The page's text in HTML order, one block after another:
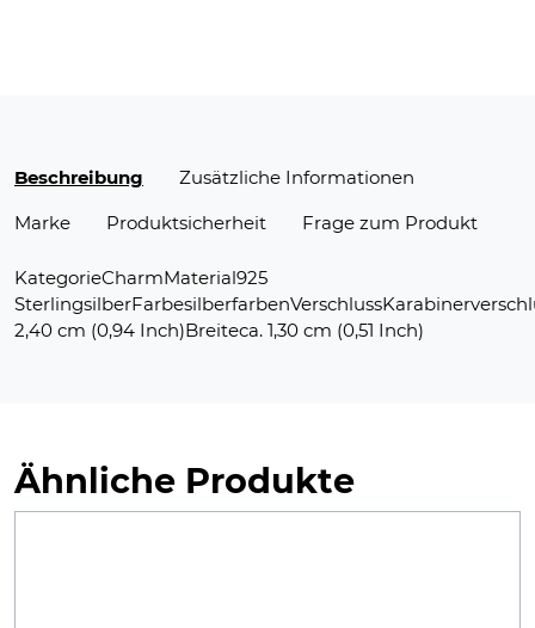
Beschreibung
Zusätzliche Informationen
Marke
Produktsicherheit Frage zum Produkt
KategorieCharmMaterial925
2,40 cm (0,94 Inch)Breiteca. 1,30 cm (0,51 Inch)
Ähnliche Produkte